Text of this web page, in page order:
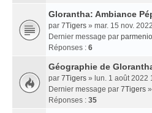
Glorantha: Ambiance
par 7Tigers » mar. 15 nov.
Dernier message par
Réponses : 6
Géographie de
par 7Tigers » lun. 1 août 2022
Dernier message par 7Tigers »
Réponses : 35